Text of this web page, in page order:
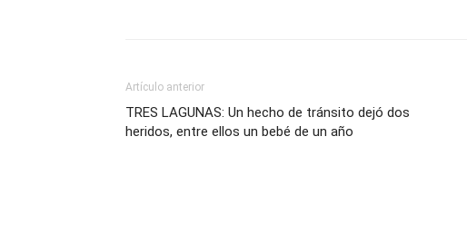
Artículo anterior
TRES LAGUNAS: Un hecho de tránsito dejó dos
heridos, entre ellos un bebé de un año